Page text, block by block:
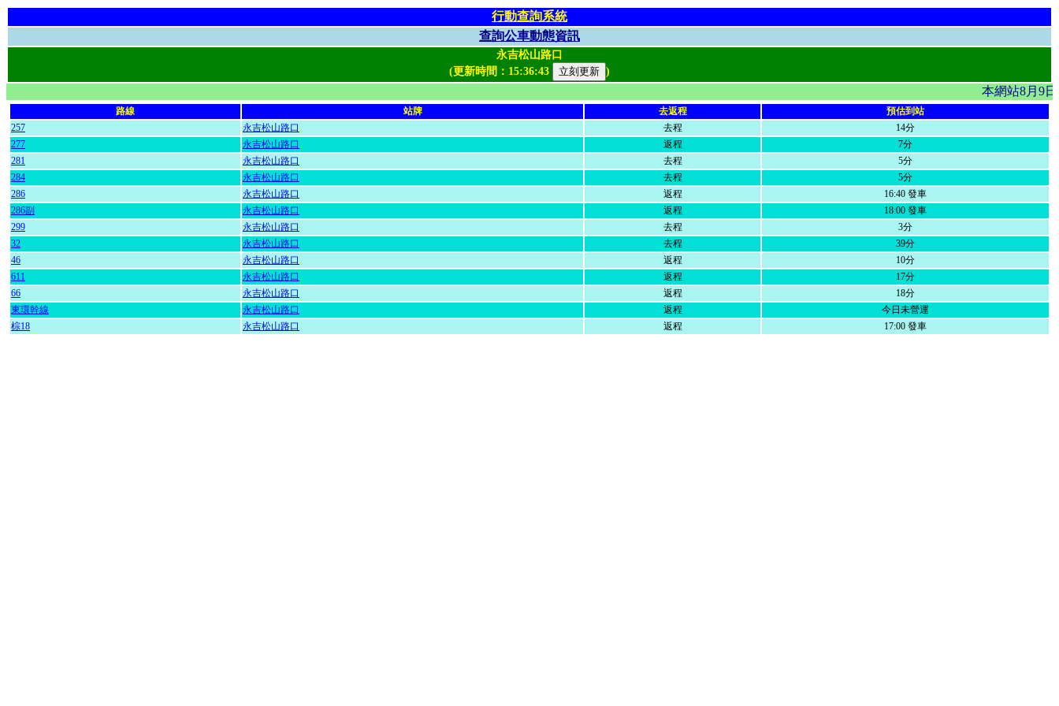
行動查詢系統
查詢公車動態資訊
永吉松山路口
(更新時間： 15:36:43 )
本網站8月9
路線 站牌 去返程
預估到站
257
永吉松山路口 去程
14分
277
永吉松山路口 返程
7分
281
永吉松山路口 去程
5分
284
永吉松山路口 去程
5分
286
永吉松山路口 返程
16:40 發車
286副
永吉松山路口 返程
18:00 發車
299
永吉松山路口 去程
3分
32
永吉松山路口 去程
39分
46
永吉松山路口 返程
10分
611
永吉松山路口 返程
17分
66
永吉松山路口 返程
18分
東環幹線
永吉松山路口 返程
今日未營運
棕18
永吉松山路口 返程 17:00 發車